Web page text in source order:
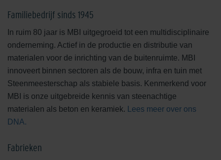
Familiebedrijf sinds 1945
In ruim 80 jaar is MBI uitgegroeid tot een multidisciplinaire
onderneming. Actief in de productie en distributie van
materialen voor de inrichting van de buitenruimte. MBI
innoveert binnen sectoren als de bouw, infra en tuin met
Steenmeesterschap als stabiele basis. Kenmerkend voor
MBI is onze uitgebreide kennis van steenachtige
materialen als beton en keramiek.
Lees meer over ons
DNA.
Fabrieken